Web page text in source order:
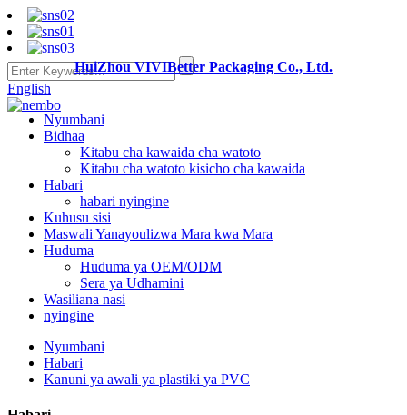
English
HuiZhou VIVIBetter Packaging Co., Ltd.
Nyumbani
Bidhaa
Kitabu cha kawaida cha watoto
Kitabu cha watoto kisicho cha kawaida
Habari
habari nyingine
Kuhusu sisi
Maswali Yanayoulizwa Mara kwa Mara
Huduma
Huduma ya OEM/ODM
Sera ya Udhamini
Wasiliana nasi
nyingine
Nyumbani
Habari
Kanuni ya awali ya plastiki ya PVC